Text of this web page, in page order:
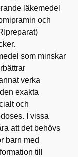
läkemedel
och
som minskar
verka
exakta
och
I vissa
att det behövs
barn med
till